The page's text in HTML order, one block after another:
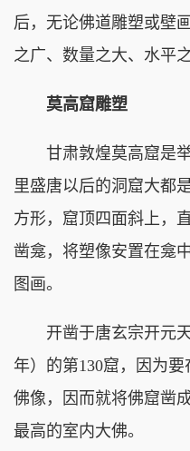
后，无论佛道雕塑或壁
之广、数量之大、水平
莫高窟雕塑
甘肃敦煌莫高窟是举
里盛唐以后的洞窟大都
方形，窟顶四面斜上，
凿龛，将塑像安置在龛
图画。
开凿于唐玄宗开元天
年）的第130窟，因为
佛像，因而就将佛窟凿
最高的室内大佛。